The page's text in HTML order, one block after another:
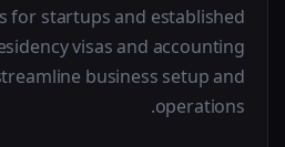
for startups and established
visas and accounting
business setup and
operations.